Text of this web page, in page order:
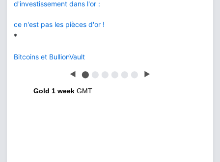
◀ ⬤ ⬤ ⬤ ⬤ ⬤ ⬤ ▶
Gold 1 week GMT